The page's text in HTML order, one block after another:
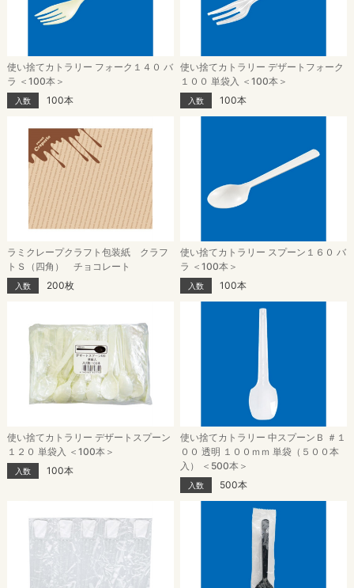
使い捨てカトラリー フォーク１４０ バ
ラ ＜100本＞
入数 100本
使い捨てカトラリー デザートフォーク
１００ 単袋入 ＜100本＞
入数 100本
ラミクレープクラフト包装紙 クラフ
トＳ（四角） チョコレート
入数 200枚
使い捨てカトラリー スプーン１６０ バ
ラ ＜100本＞
入数 100本
使い捨てカトラリー デザートスプーン
１２０ 単袋入 ＜100本＞
入数 100本
使い捨てカトラリー 中スプーンＢ ＃１
００ 透明 １００ｍｍ 単袋（５００本
入） ＜500本＞
入数 500本